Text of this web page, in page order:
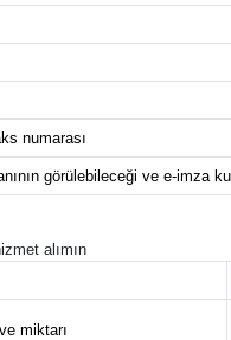
numarası
görülebileceği ve e-imza
alımın
miktarı